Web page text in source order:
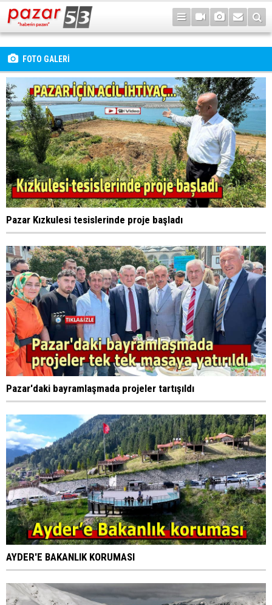
FOTO GALERİ
Pazar Kızkulesi tesislerinde proje başladı
Pazar'daki bayramlaşmada projeler tartışıldı
AYDER'E BAKANLIK KORUMASI